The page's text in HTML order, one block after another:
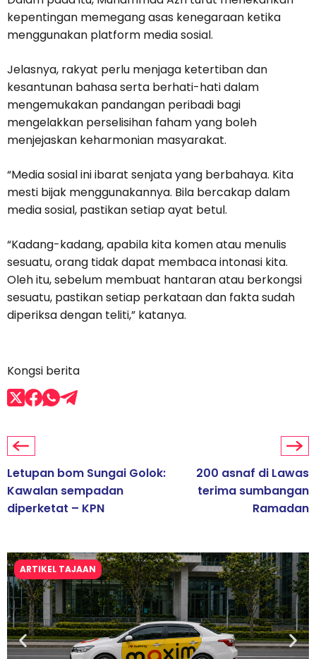
kepentingan memegang asas kenegaraan ketika
menggunakan platform media sosial.
Jelasnya, rakyat perlu menjaga ketertiban dan
kesantunan bahasa serta berhati-hati dalam
mengemukakan pandangan peribadi bagi
mengelakkan perselisihan faham yang boleh
menjejaskan keharmonian masyarakat.
“Media sosial ini ibarat senjata yang berbahaya. Kita
mesti bijak menggunakannya. Bila bercakap dalam
media sosial, pastikan setiap ayat betul.
“Kadang-kadang, apabila kita komen atau menulis
sesuatu, orang tidak dapat membaca intonasi kita.
Oleh itu, sebelum membuat hantaran atau berkongsi
sesuatu, pastikan setiap perkataan dan fakta sudah
diperiksa dengan teliti,” katanya.
Kongsi berita
Letupan bom Sungai Golok:
Kawalan sempadan
diperketat – KPN
200 asnaf di Lawas
terima sumbangan
Ramadan
ARTIKEL TAJAAN